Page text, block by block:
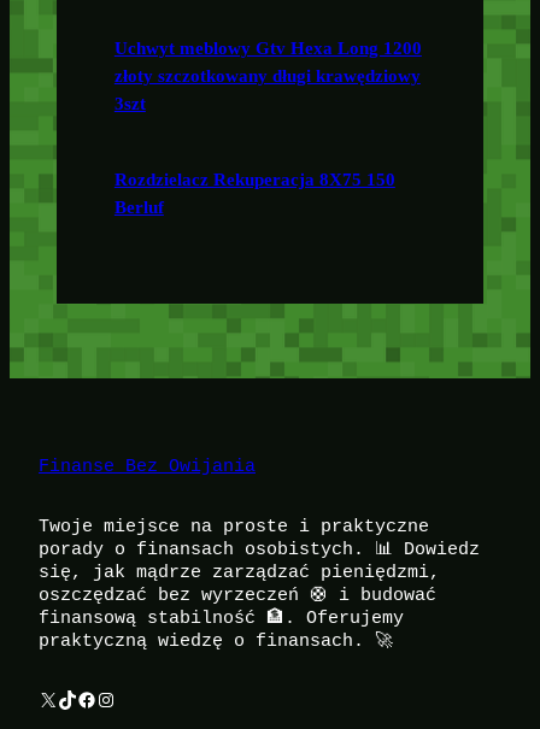
Uchwyt meblowy Gtv Hexa Long 1200
złoty szczotkowany długi krawędziowy
3szt
Rozdzielacz Rekuperacja 8X75 150
Berluf
Finanse Bez Owijania
Twoje miejsce na proste i praktyczne
porady o finansach osobistych. 📊 Dowiedz
się, jak mądrze zarządzać pieniędzmi,
oszczędzać bez wyrzeczeń 🛟 i budować
finansową stabilność 🏦. Oferujemy
praktyczną wiedzę o finansach. 🚀
X TikTok Facebook Instagram